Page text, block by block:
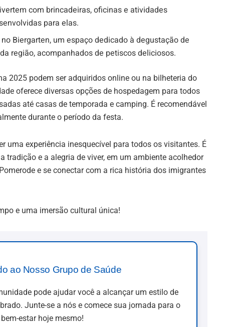
com brincadeiras, oficinas e atividades
para elas.
Biergarten, um espaço dedicado à degustação de
região, acompanhados de petiscos deliciosos.
2025 podem ser adquiridos online ou na bilheteria do
oferece diversas opções de hospedagem para todos
até casas de temporada e camping. É recomendável
durante o período da festa.
uma experiência inesquecível para todos os visitantes. É
tradição e a alegria de viver, em um ambiente acolhedor
e se conectar com a rica história dos imigrantes
e uma imersão cultural única!
ao Nosso Grupo de Saúde
pode ajudar você a alcançar um estilo de
Junte-se a nós e comece sua jornada para o
bem-estar hoje mesmo!